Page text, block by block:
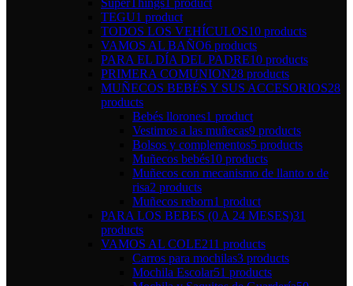
TEGU1 product
TODOS LOS VEHÍCULOS10 products
VAMOS AL BAÑO6 products
PARA EL DÍA DEL PADRE10 products
PRIMERA COMUNION28 products
MUÑECOS BEBÉS Y SUS ACCESORIOS28
products
Bebés llorones1 product
Vestimos a las muñecas9 products
Bolsos y complementos5 products
Muñecos bebés10 products
Muñecos con mecanismo de llanto o de
risa2 products
Muñecos reborn1 product
PARA LOS BEBES (0 A 24 MESES)31
products
VAMOS AL COLE211 products
Carros para mochilas3 products
Mochila Escolar51 products